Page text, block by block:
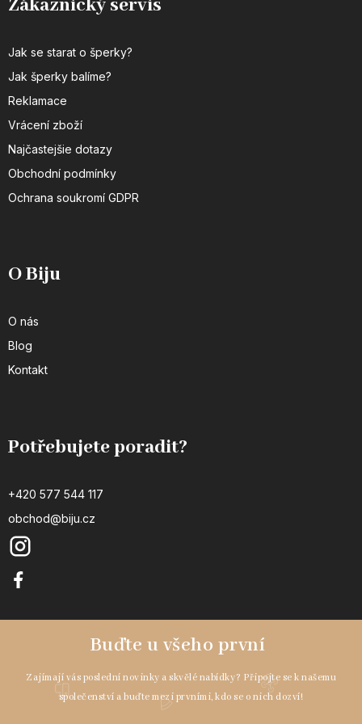
Zákaznický servis
Jak se starat o šperky?
Jak šperky balíme?
Reklamace
Vrácení zboží
Najčastejšie dotazy
Obchodní podmínky
Ochrana soukromí GDPR
O Biju
O nás
Blog
Kontakt
Potřebujete poradit?
+420 577 544 117
obchod@biju.cz